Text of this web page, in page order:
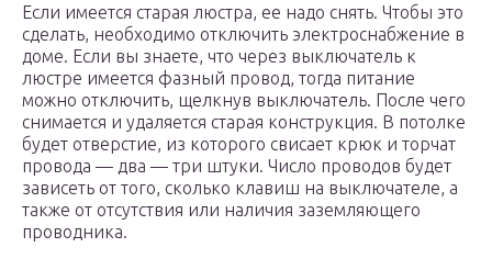
Если имеется старая люстра, ее надо снять. Чтобы это
сделать, необходимо отключить электроснабжение в
доме. Если вы знаете, что через выключатель к
люстре имеется фазный провод, тогда питание
можно отключить, щелкнув выключатель. После чего
снимается и удаляется старая конструкция. В потолке
будет отверстие, из которого свисает крюк и торчат
провода — два — три штуки. Число проводов будет
зависеть от того, сколько клавиш на выключателе, а
также от отсутствия или наличия заземляющего
проводника.